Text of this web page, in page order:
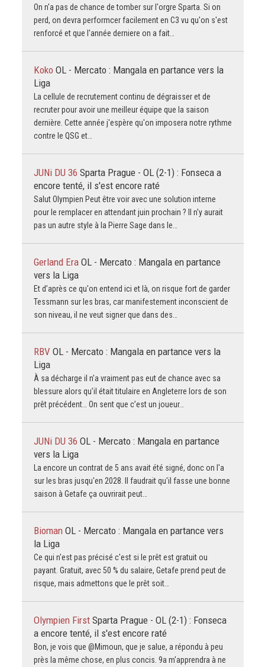
On n'a pas de chance de tomber sur l'orgre Sparta. Si on
perd, on devra performcer facilement en C3 vu qu'on s'est
renforcé et que l'année derniere on a fait…
Koko OL - Mercato : Mangala en partance vers la
Liga
La cellule de recrutement continu de dégraisser et de
recruter pour avoir une meilleur équipe que la saison
dernière. Cette année j'espère qu'on imposera notre rythme
contre le QSG et…
JUNi DU 36 Sparta Prague - OL (2-1) : Fonseca a
encore tenté, il s'est encore raté
Salut Olympien Peut être voir avec une solution interne
pour le remplacer en attendant juin prochain ? Il n'y aurait
pas un autre style à la Pierre Sage dans le…
Gerland Era OL - Mercato : Mangala en partance
vers la Liga
Et d’après ce qu'on entend ici et là, on risque fort de garder
Tessmann sur les bras, car manifestement inconscient de
son niveau, il ne veut signer que dans des…
RBV OL - Mercato : Mangala en partance vers la
Liga
À sa décharge il n’a vraiment pas eut de chance avec sa
blessure alors qu’il était titulaire en Angleterre lors de son
prêt précédent… On sent que c’est un joueur…
JUNi DU 36 OL - Mercato : Mangala en partance
vers la Liga
La encore un contrat de 5 ans avait été signé, donc on l'a
sur les bras jusqu'en 2028. Il faudrait qu'il fasse une bonne
saison à Getafe ça ouvrirait peut…
Bioman OL - Mercato : Mangala en partance vers
la Liga
Ce qui n'est pas précisé c'est si le prêt est gratuit ou
payant. Gratuit, avec 50 % du salaire, Getafe prend peut de
risque, mais admettons que le prêt soit…
Olympien First Sparta Prague - OL (2-1) : Fonseca
a encore tenté, il s'est encore raté
Bon, je vois que @Mimoun, que je salue, a répondu à peu
près la même chose, en plus concis. 9a m'apprendra à ne